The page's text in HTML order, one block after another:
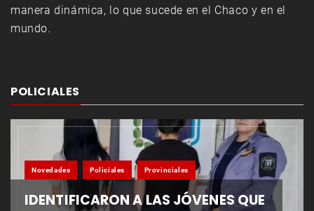
manera dinámica, lo que sucede en el Chaco y en el
mundo.
POLICIALES
Novedades Policiales Provinciales
IDENTIFICARON A LAS JÓVENES QUE